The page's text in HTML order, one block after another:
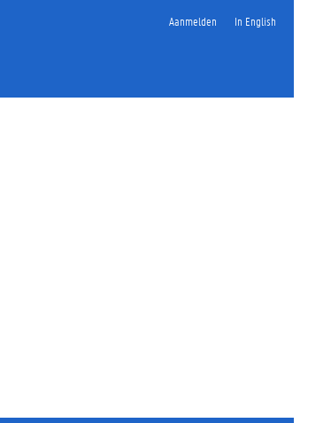
Aanmelden In English